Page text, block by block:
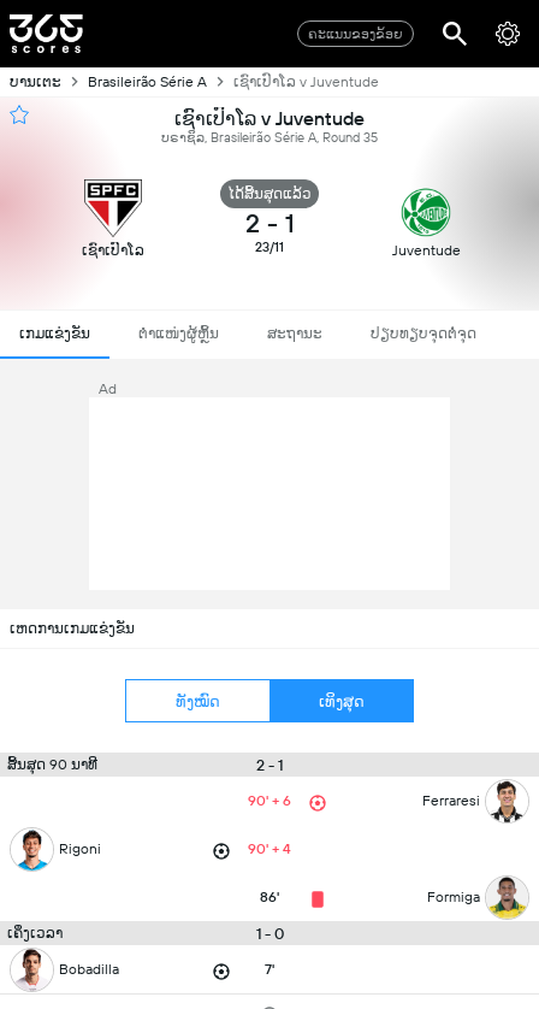
ຄະແນນຂອງຂ້ອຍ
ບານເຕະ Brasileirão Série A ເຊົາເປົາໂລ v Juventude
ເຊົາເປົາໂລ v Juventude
ບຣາຊິລ, Brasileirão Série A, Round 35
ເຊົາເປົາໂລ
ໄດ້ສິ້ນສຸດແລ້ວ
2 - 1
23/11 Juventude
ເກມແຂ່ງຂັນ ຕຳແໜ່ງຜູ້ຫຼິ້ນ ສະຖານະ ປຽບທຽບຈຸດຕໍ່ຈຸດ
Ad
ເຫດການເກມແຂ່ງຂັນ
ທັງໝົດ ເທິງສຸດ
ສິ້ນສຸດ 90 ນາທີ 2 - 1
90' + 6 Ferraresi
Rigoni 90' + 4
86' Formiga
ເຄິ່ງເວລາ 1 - 0
Bobadilla 7'